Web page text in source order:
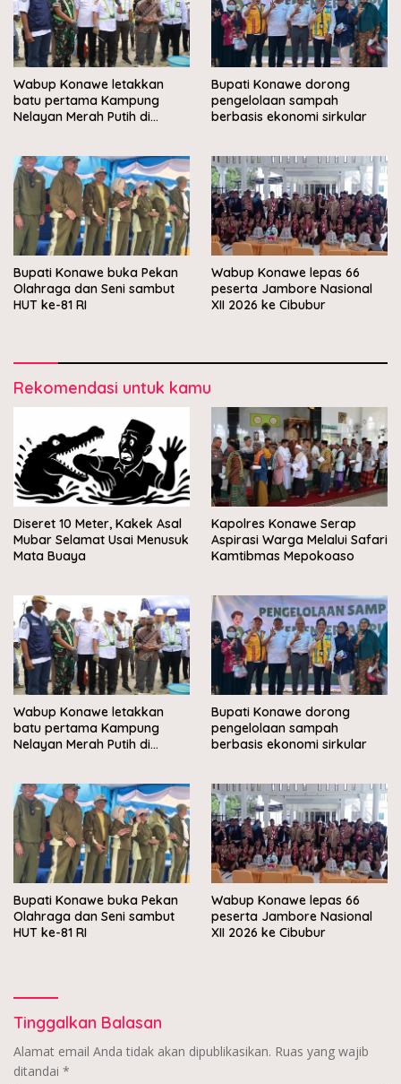
Wabup Konawe letakkan
batu pertama Kampung
Nelayan Merah Putih di
Bupati Konawe dorong
pengelolaan sampah
berbasis ekonomi sirkular
Bupati Konawe buka Pekan
Olahraga dan Seni sambut
HUT ke-81 RI
Wabup Konawe lepas 66
peserta Jambore Nasional
XII 2026 ke Cibubur
Rekomendasi untuk kamu
Diseret 10 Meter, Kakek Asal
Mubar Selamat Usai Menusuk
Mata Buaya
Kapolres Konawe Serap
Aspirasi Warga Melalui Safari
Kamtibmas Mepokoaso
Wabup Konawe letakkan
batu pertama Kampung
Nelayan Merah Putih di
Bupati Konawe dorong
pengelolaan sampah
berbasis ekonomi sirkular
Bupati Konawe buka Pekan
Olahraga dan Seni sambut
HUT ke-81 RI
Wabup Konawe lepas 66
peserta Jambore Nasional
XII 2026 ke Cibubur
Tinggalkan Balasan
Alamat email Anda tidak akan dipublikasikan. Ruas yang wajib
ditandai *